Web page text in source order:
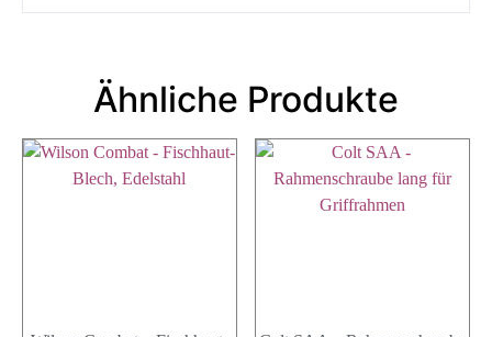
Ähnliche Produkte